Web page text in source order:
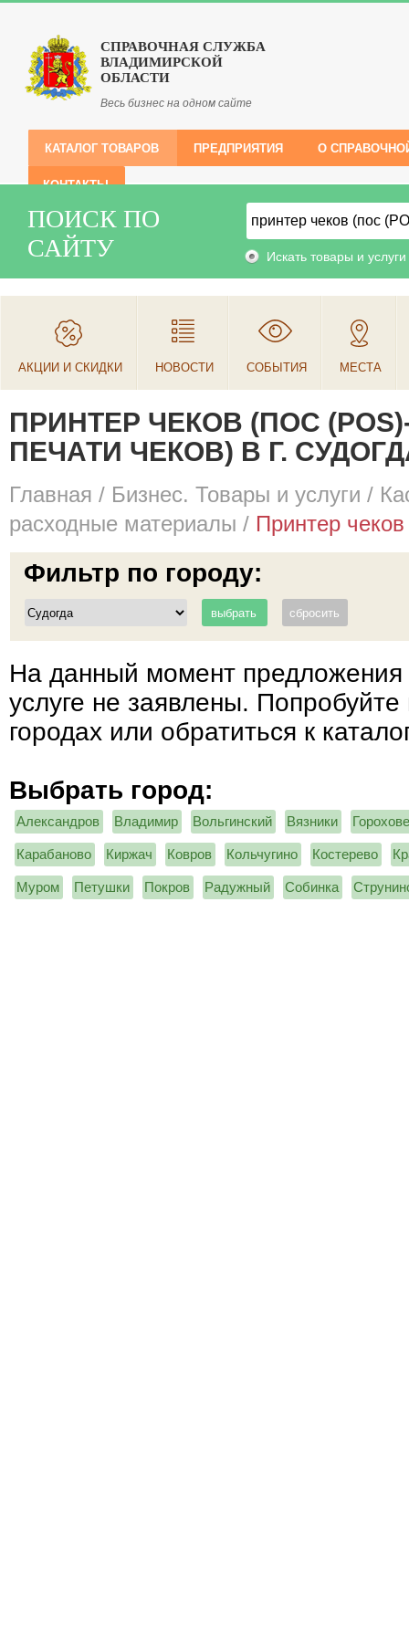
СПРАВОЧНАЯ СЛУЖБА
ВЛАДИМИРСКОЙ
ОБЛАСТИ
Весь бизнес на одном сайте
КАТАЛОГ ТОВАРОВ ПРЕДПРИЯТИЯ О
КОНТАКТЫ
ПОИСК ПО
САЙТУ
Искать товары и услуги
АКЦИИ И СКИДКИ НОВОСТИ СОБЫТИЯ МЕСТА
ПРИНТЕР ЧЕКОВ (ПОС
ПЕЧАТИ ЧЕКОВ) В Г.
Главная / Бизнес. Товары и услуги /
расходные материалы / Принтер
Фильтр по городу:
На данный момент предложения
услуге не заявлены. Попробуйте
городах или обратиться к
Выбрать город:
Александров Владимир Вольгинский Вязники
Карабаново Киржач Ковров Кольчугино Костерево
Муром Петушки Покров Радужный Собинка